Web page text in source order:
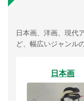
日本画、洋画、現代
ど、幅広いジャンル
日本画